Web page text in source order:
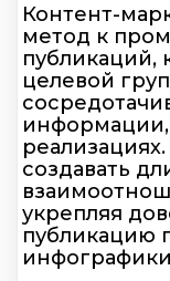
Контент-
метод к
публикаций,
целевой
реализациях.
создавать
укрепляя
публикацию